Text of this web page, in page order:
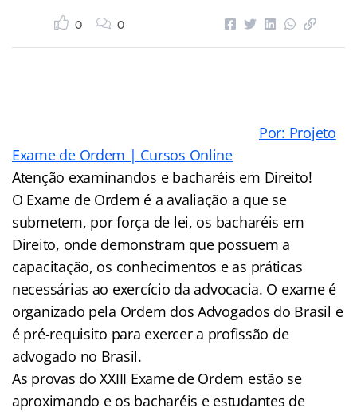
0 0
Por: Projeto
Exame de Ordem | Cursos Online
Atenção examinandos e bacharéis em Direito!
O Exame de Ordem é a avaliação a que se
submetem, por força de lei, os bacharéis em
Direito, onde demonstram que possuem a
capacitação, os conhecimentos e as práticas
necessárias ao exercício da advocacia. O exame é
organizado pela Ordem dos Advogados do Brasil e
é pré-requisito para exercer a profissão de
advogado no Brasil.
As provas do XXIII Exame de Ordem estão se
aproximando e os bacharéis e estudantes de